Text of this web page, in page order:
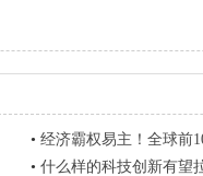
• 经济霸权易主！全球前
• 什么样的科技创新有望